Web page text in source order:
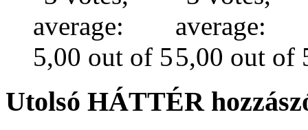
Utolsó HÁTTÉR